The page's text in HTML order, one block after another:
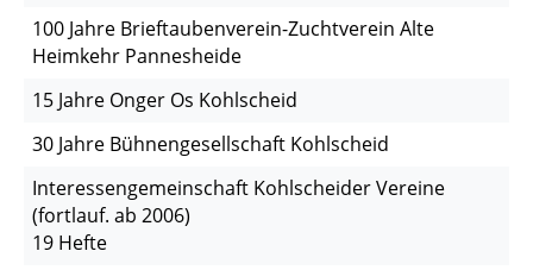
100 Jahre Brieftaubenverein-Zuchtverein Alte
Heimkehr Pannesheide
15 Jahre Onger Os Kohlscheid
30 Jahre Bühnengesellschaft Kohlscheid
Interessengemeinschaft Kohlscheider Vereine
(fortlauf. ab 2006)
19 Hefte